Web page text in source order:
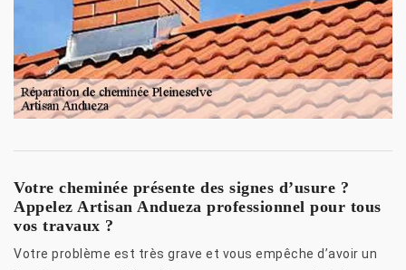
Votre cheminée présente des signes d’usure ?
Appelez Artisan Andueza professionnel pour tous
vos travaux ?
Votre problème est très grave et vous empêche d’avoir un